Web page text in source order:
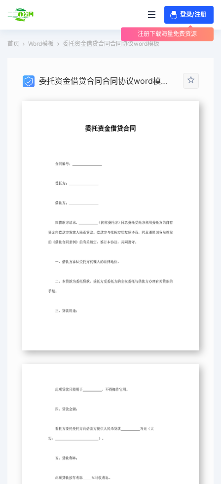
登录/注册
注册下载海量免费资源
首页 Word模板 委托资金借贷合同合同协议word模板
委托资金借贷合同合同协议word模板